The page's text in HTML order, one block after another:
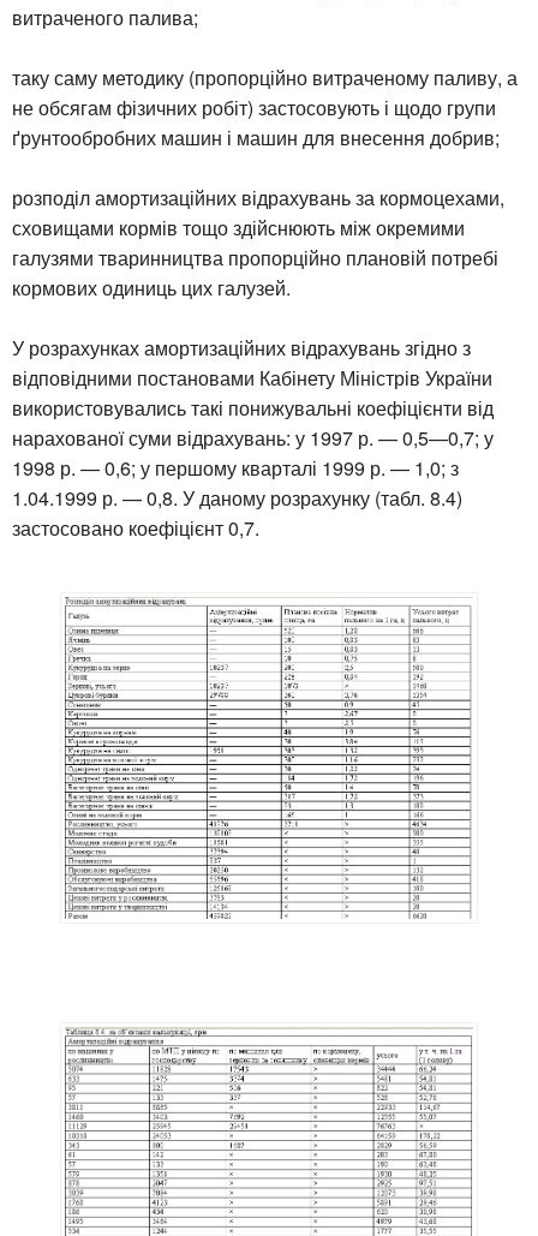
витраченого палива;
таку саму методику (пропорційно витраченому паливу, а
не обсягам фізичних робіт) застосовують і щодо групи
ґрунтообробних машин і машин для внесення добрив;
розподіл амортизаційних відрахувань за кормоцехами,
сховищами кормів тощо здійснюють між окремими
галузями тваринництва пропорційно плановій потребі
кормових одиниць цих галузей.
У розрахунках амортизаційних відрахувань згідно з
відповідними постановами Кабінету Міністрів України
використовувались такі понижувальні коефіцієнти від
нарахованої суми відрахувань: у 1997 р. — 0,5—0,7; у
1998 р. — 0,6; у першому кварталі 1999 р. — 1,0; з
1.04.1999 р. — 0,8. У даному розрахунку (табл. 8.4)
застосовано коефіцієнт 0,7.